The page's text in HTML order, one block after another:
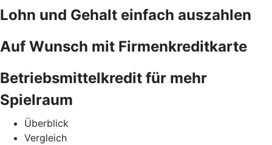
Lohn und Gehalt einfach auszahlen
Auf Wunsch mit Firmenkreditkarte
Betriebsmittelkredit für mehr
Spielraum
Überblick
Vergleich